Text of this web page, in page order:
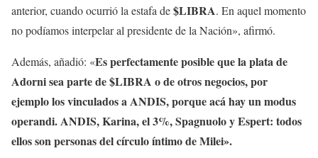
anterior, cuando ocurrió la estafa de$LIBRA. En aquel momento
no podíamos interpelar al presidente de la Nación», afirmó.
Además, añadió: «Es perfectamente posible que la plata de
Adorni sea parte de $LIBRA o de otros negocios, por
ejemplo los vinculados a ANDIS, porque acá hay un modus
operandi. ANDIS, Karina, el 3%, Spagnuolo y Espert: todos
ellos son personas del círculo íntimo de Milei».